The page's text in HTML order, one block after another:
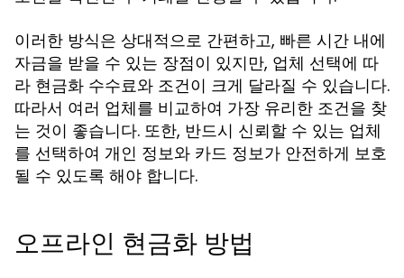
이러한 방식은 상대적으로 간편하고, 빠른 시간 내에
자금을 받을 수 있는 장점이 있지만, 업체 선택에 따
라 현금화 수수료와 조건이 크게 달라질 수 있습니다.
따라서 여러 업체를 비교하여 가장 유리한 조건을 찾
는 것이 좋습니다. 또한, 반드시 신뢰할 수 있는 업체
를 선택하여 개인 정보와 카드 정보가 안전하게 보호
될 수 있도록 해야 합니다.
오프라인 현금화 방법